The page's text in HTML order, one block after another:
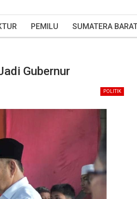
PEMILU SUMATERA
Gubernur
POLITIK